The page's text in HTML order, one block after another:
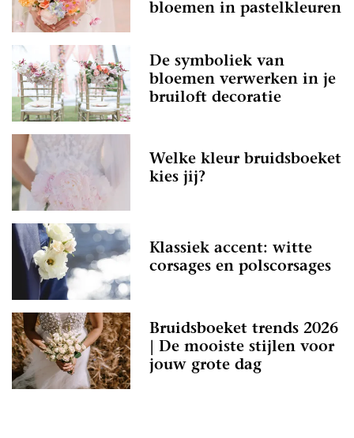
bloemen in pastelkleuren
De symboliek van
bloemen verwerken in je
bruiloft decoratie
Welke kleur bruidsboeket
kies jij?
Klassiek accent: witte
corsages en polscorsages
Bruidsboeket trends 2026
| De mooiste stijlen voor
jouw grote dag